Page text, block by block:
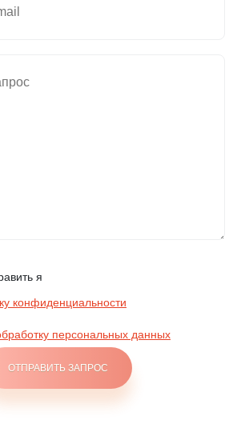
я
конфиденциальности
персональных данных